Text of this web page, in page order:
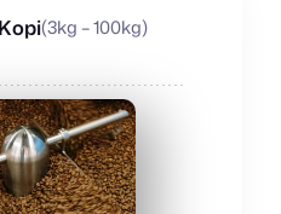
(3kg – 100kg)